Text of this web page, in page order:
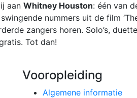
aan Whitney Houston: één van
nummers uit de film
zangers horen. Solo’s,
Tot dan!
Vooropleiding
Algemene informatie